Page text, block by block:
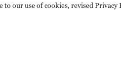
Reserved. 16A Shijingshan Road,
our use of cookies, revised Privacy